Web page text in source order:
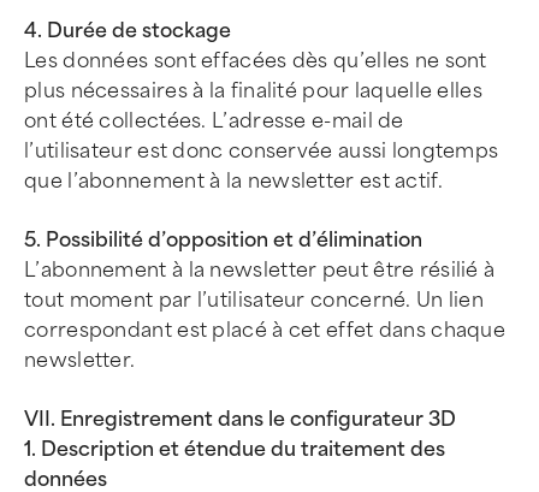
4. Durée de stockage
Les données sont effacées dès qu’elles ne sont
plus nécessaires à la finalité pour laquelle elles
ont été collectées. L’adresse e-mail de
l’utilisateur est donc conservée aussi longtemps
que l’abonnement à la newsletter est actif.
5. Possibilité d’opposition et d’élimination
L’abonnement à la newsletter peut être résilié à
tout moment par l’utilisateur concerné. Un lien
correspondant est placé à cet effet dans chaque
newsletter.
VII. Enregistrement dans le configurateur 3D
1. Description et étendue du traitement des
données